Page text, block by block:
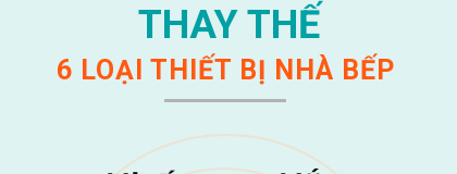
6 LOẠI THIẾT BỊ NHÀ BẾP
THAY THẾ